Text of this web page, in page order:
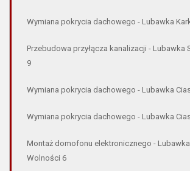
Wymiana pokrycia dachowego - Lubawka
Przebudowa przyłącza kanalizacji - Lubawka
9
Wymiana pokrycia dachowego - Lubawka
Wymiana pokrycia dachowego - Lubawka
Montaż domofonu elektronicznego -
Wolności 6